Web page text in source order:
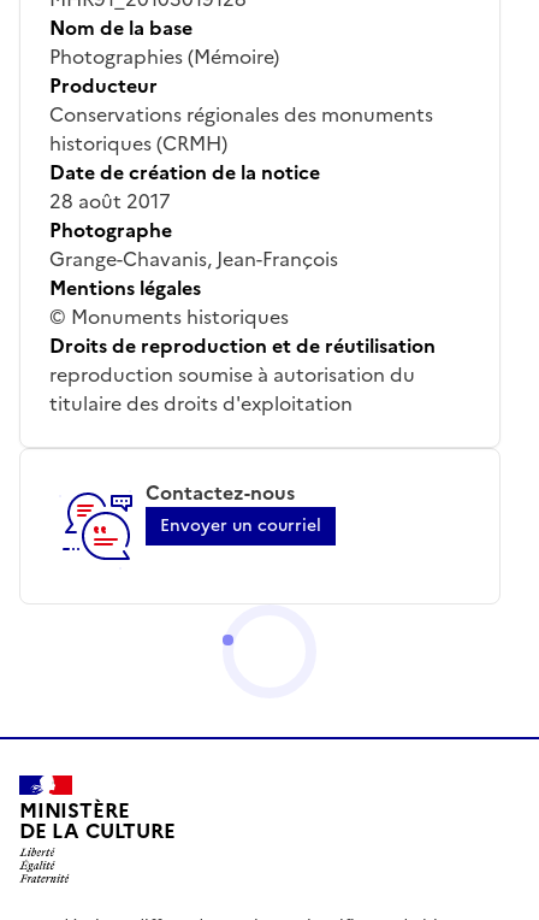
Nom de la base
Photographies (Mémoire)
Producteur
Conservations régionales des monuments
historiques (CRMH)
Date de création de la notice
28 août 2017
Photographe
Grange-Chavanis, Jean-François
Mentions légales
© Monuments historiques
Droits de reproduction et de réutilisation
reproduction soumise à autorisation du
titulaire des droits d'exploitation
Contactez-nous
Envoyer un courriel
MINISTÈRE
DE LA CULTURE